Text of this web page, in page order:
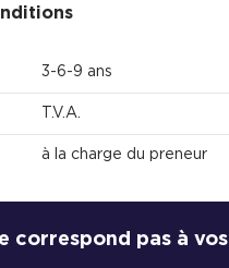
3-6-9 ans
T.V.A.
à la charge du preneur
correspond pas à vos